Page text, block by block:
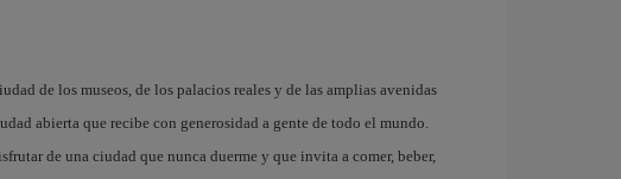
de los museos, de los palacios reales y de las amplias avenidas
abierta que recibe con generosidad a gente de todo el mundo.
de una ciudad que nunca duerme y que invita a comer, beber,